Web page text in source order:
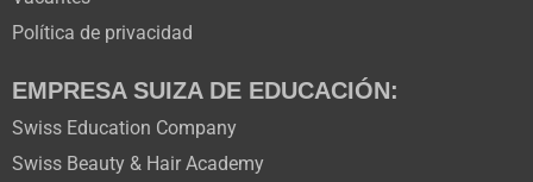
Política de privacidad
EMPRESA SUIZA DE EDUCACIÓN:
Swiss Education Company
Swiss Beauty & Hair Academy